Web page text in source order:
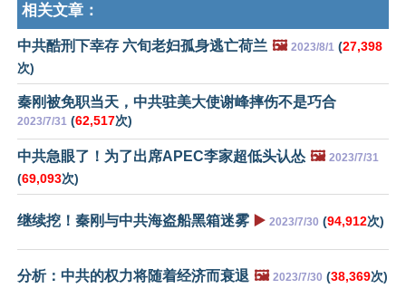
相关文章：
中共酷刑下幸存 六旬老妇孤身逃亡荷兰 🖼️ 2023/8/1 (27,398
次)
秦刚被免职当天，中共驻美大使谢峰摔伤不是巧合
2023/7/31 (62,517次)
中共急眼了！为了出席APEC李家超低头认怂 🖼️ 2023/7/31
(69,093次)
继续挖！秦刚与中共海盗船黑箱迷雾 ▶️ 2023/7/30 (94,912次)
分析：中共的权力将随着经济而衰退 🖼️ 2023/7/30 (38,369次)